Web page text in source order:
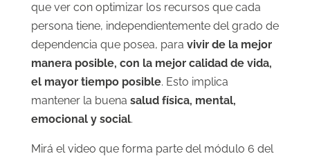
que ver con optimizar los recursos que cada
persona tiene, independientemente del grado de
dependencia que posea, para vivir de la mejor
manera posible, con la mejor calidad de vida,
el mayor tiempo posible. Esto implica
mantener la buena salud física, mental,
emocional y social.
Mirá el video que forma parte del módulo 6 del